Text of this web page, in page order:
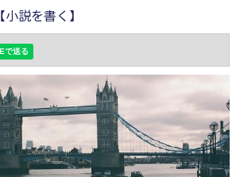
【小説を書く】